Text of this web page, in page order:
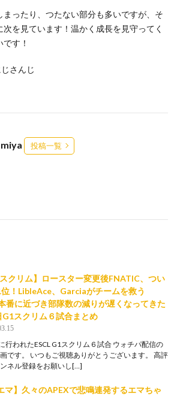
まったり、つたない部分も多いですが、そ
を見ています！温かく成長を見守ってく
す！
さんじ
投稿一覧
スクリム】ロースター変更後FNATIC、つい
！LibleAce、Garciaがチームを救う
番に近づき部隊数の減りが遅くなってきた
スクリム６試合まとめ
行われたESCL G1スクリム６試合 ウォチパ配信の
です。 いつもご視聴ありがとうございます。 高評
ネル登録をお願いし[…]
マ】久々のAPEXで悲鳴連発するエマちゃ